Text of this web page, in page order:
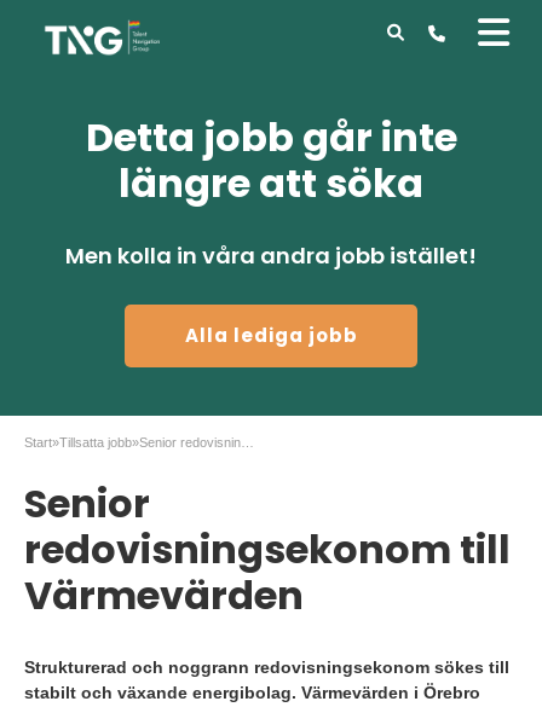
Detta jobb går inte
längre att söka
Men kolla in våra andra jobb istället!
Alla lediga jobb
Start»Tillsatta jobb»
Senior
redovisningsekonom till
Värmevärden
Strukturerad och noggrann redovisningsekonom sökes till
stabilt och växande energibolag. Värmevärden i Örebro